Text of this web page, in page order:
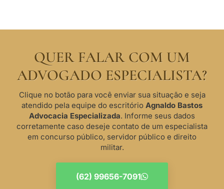
QUER FALAR COM UM
ADVOGADO ESPECIALISTA?
Clique no botão para você enviar sua situação e seja
atendido pela equipe do escritório Agnaldo Bastos
Advocacia Especializada. Informe seus dados
corretamente caso deseje contato de um especialista
em concurso público, servidor público e direito
militar.
(62) 99656-7091